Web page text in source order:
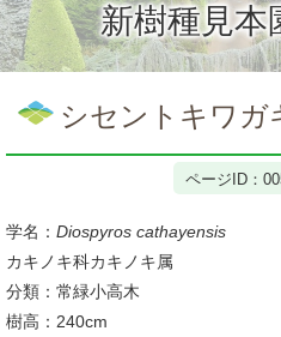
新樹種見本
文
シセントキワガ
ページID：
学名： Diospyros cathayensis
カキノキ科カキノキ属
分類：常緑小高木
樹高：240cm